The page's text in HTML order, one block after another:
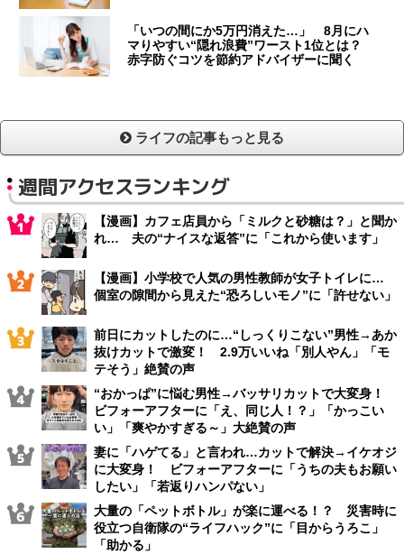
「いつの間にか5万円消えた…」 8月にハ
マりやすい“隠れ浪費”ワースト1位とは？
赤字防ぐコツを節約アドバイザーに聞く
ライフの記事もっと見る
週間アクセスランキング
【漫画】カフェ店員から「ミルクと砂糖は？」と聞か
れ… 夫の“ナイスな返答”に「これから使います」
【漫画】小学校で人気の男性教師が女子トイレに…
個室の隙間から見えた“恐ろしいモノ”に「許せない」
前日にカットしたのに…“しっくりこない”男性→あか
抜けカットで激変！ 2.9万いいね「別人やん」「モ
テそう」絶賛の声
“おかっぱ”に悩む男性→バッサリカットで大変身！
ビフォーアフターに「え、同じ人！？」「かっこい
い」「爽やかすぎる～」大絶賛の声
妻に「ハゲてる」と言われ…カットで解決→イケオジ
に大変身！ ビフォーアフターに「うちの夫もお願い
したい」「若返りハンパない」
大量の「ペットボトル」が楽に運べる！？ 災害時に
役立つ自衛隊の“ライフハック”に「目からうろこ」
「助かる」